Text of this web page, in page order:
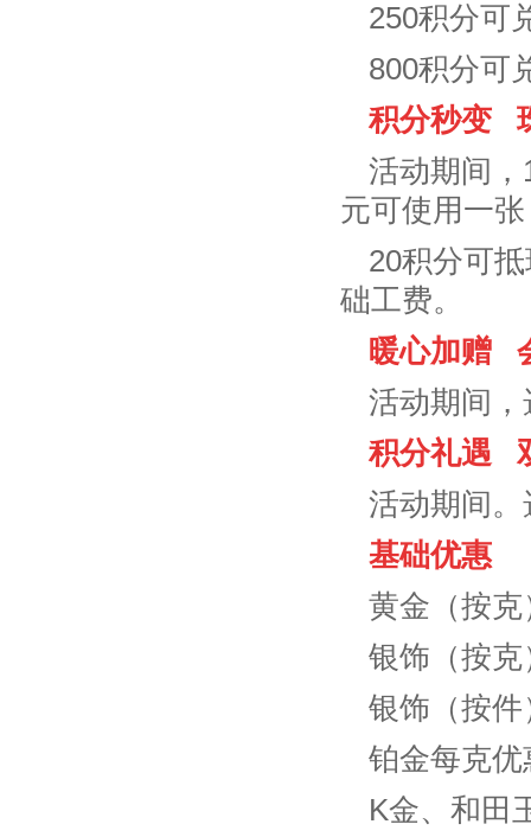
250积分可
800积分可
积分秒变
活动期间，
元可使用一张
20积分可
础工费。
暖心加赠
活动期间
积分礼遇
活动期间
基础优惠
黄金（按
银饰（按
银饰（按件
铂金每克优
K金、和田